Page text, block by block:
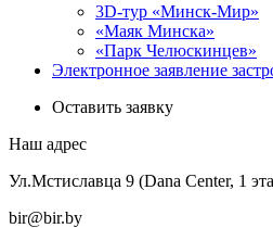
3D-тур «Минск-Мир»
«Маяк Минска»
«Парк Челюскинцев»
Электронное заявление
Оставить заявку
Наш адрес
Ул.Мстиславца 9 (Dana Center, 1
bir@bir.by